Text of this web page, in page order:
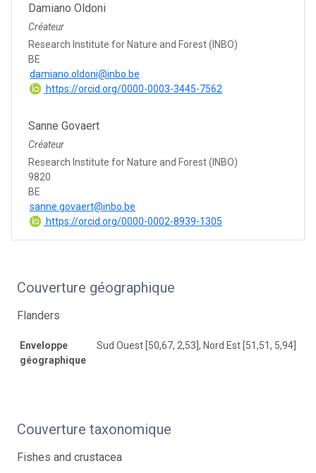
Damiano Oldoni
Créateur
Research Institute for Nature and Forest (INBO)
BE
damiano.oldoni@inbo.be
https://orcid.org/0000-0003-3445-7562
Sanne Govaert
Créateur
Research Institute for Nature and Forest (INBO)
9820
BE
sanne.govaert@inbo.be
https://orcid.org/0000-0002-8939-1305
Couverture géographique
Flanders
Enveloppe
géographique
Sud Ouest [50,67, 2,53], Nord Est [51,51, 5,94]
Couverture taxonomique
Fishes and crustacea